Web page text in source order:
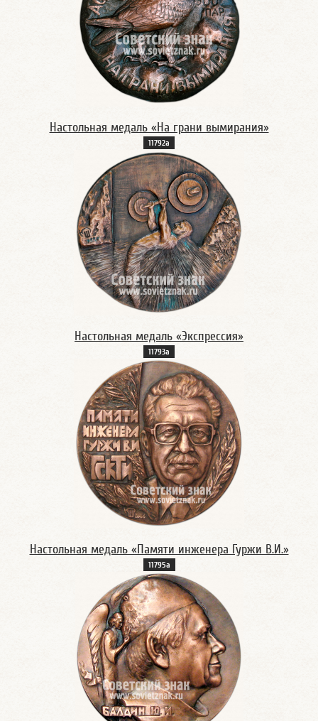
Настольная медаль «На грани вымирания»
11792а
Настольная медаль «Экспрессия»
11793а
Настольная медаль «Памяти инженера Гуржи В.И.»
11795а